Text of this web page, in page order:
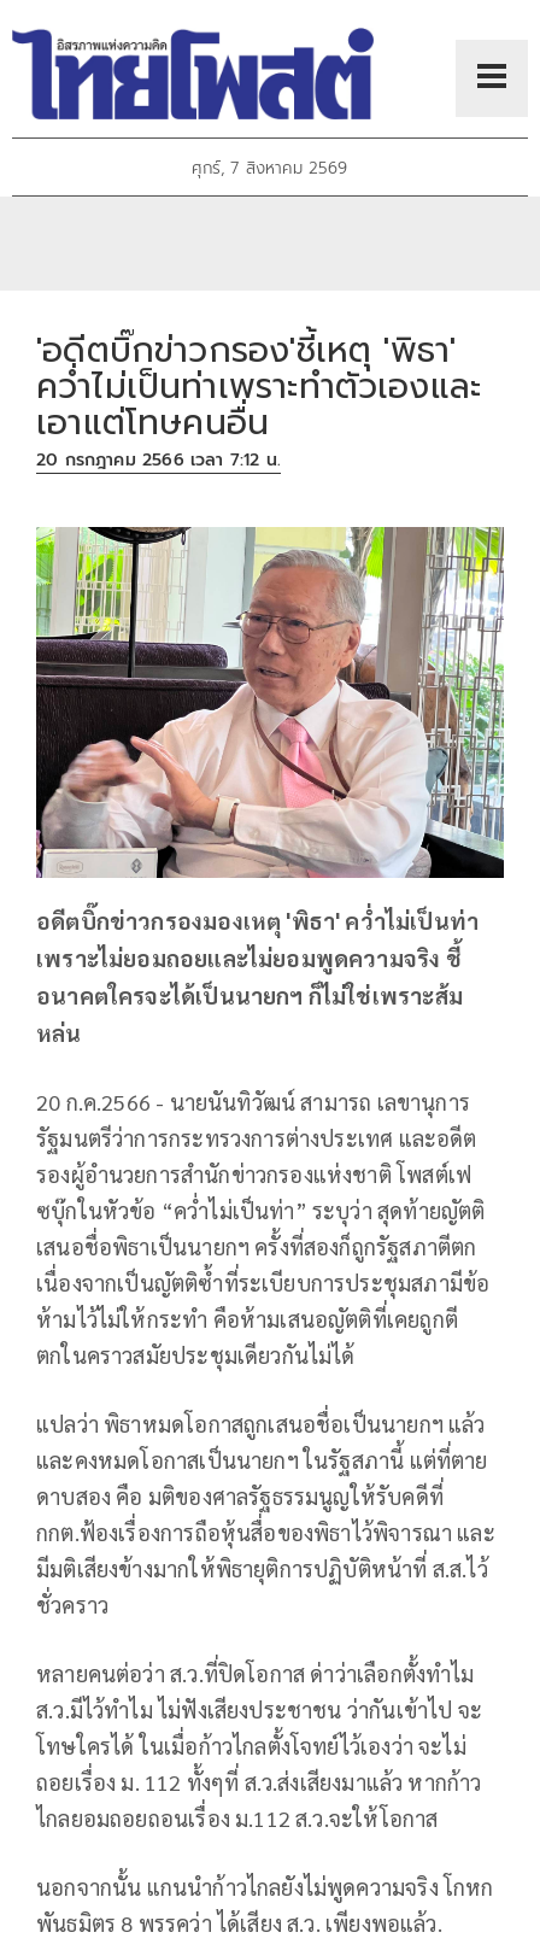
ศุกร์, 7 สิงหาคม 2569
'อดีตบิ๊กข่าวกรอง'ชี้เหตุ 'พิธา'
คว่ำไม่เป็นท่าเพราะทำตัวเองและ
เอาแต่โทษคนอื่น
20 กรกฎาคม 2566 เวลา 7:12 น.
อดีตบิ๊กข่าวกรองมองเหตุ 'พิธา' คว่ำไม่เป็นท่า
เพราะไม่ยอมถอยและไม่ยอมพูดความจริง ชี้
อนาคตใครจะได้เป็นนายกฯ ก็ไม่ใช่เพราะส้ม
หล่น
20 ก.ค.2566 - นายนันทิวัฒน์ สามารถ เลขานุการ
รัฐมนตรีว่าการกระทรวงการต่างประเทศ และอดีต
รองผู้อำนวยการสำนักข่าวกรองแห่งชาติ โพสต์เฟ
ซบุ๊กในหัวข้อ “คว่ำไม่เป็นท่า” ระบุว่า สุดท้ายญัตติ
เสนอชื่อพิธาเป็นนายกฯ ครั้งที่สองก็ถูกรัฐสภาตีตก
เนื่องจากเป็นญัตติซ้ำที่ระเบียบการประชุมสภามีข้อ
ห้ามไว้ไม่ให้กระทำ คือห้ามเสนอญัตติที่เคยถูกตี
ตกในคราวสมัยประชุมเดียวกันไม่ได้
แปลว่า พิธาหมดโอกาสถูกเสนอชื่อเป็นนายกฯ แล้ว
และคงหมดโอกาสเป็นนายกฯ ในรัฐสภานี้ แต่ที่ตาย
ดาบสอง คือ มติของศาลรัฐธรรมนูญให้รับคดีที่
กกต.ฟ้องเรื่องการถือหุ้นสื่อของพิธาไว้พิจารณา และ
มีมติเสียงข้างมากให้พิธายุติการปฏิบัติหน้าที่ ส.ส.ไว้
ชั่วคราว
หลายคนต่อว่า ส.ว.ที่ปิดโอกาส ด่าว่าเลือกตั้งทำไม
ส.ว.มีไว้ทำไม ไม่ฟังเสียงประชาชน ว่ากันเข้าไป จะ
โทษใครได้ ในเมื่อก้าวไกลตั้งโจทย์ไว้เองว่า จะไม่
ถอยเรื่อง ม. 112 ทั้งๆที่ ส.ว.ส่งเสียงมาแล้ว หากก้าว
ไกลยอมถอยถอนเรื่อง ม.112 ส.ว.จะให้โอกาส
นอกจากนั้น แกนนำก้าวไกลยังไม่พูดความจริง โกหก
พันธมิตร 8 พรรคว่า ได้เสียง ส.ว. เพียงพอแล้ว.